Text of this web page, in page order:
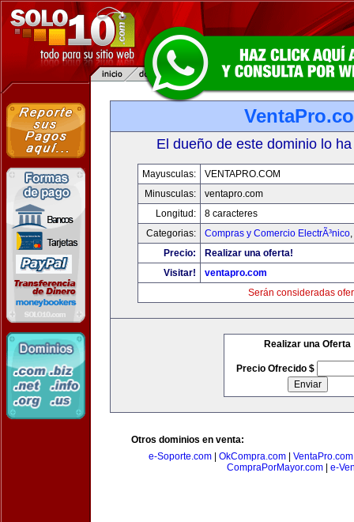
El dueño de este dominio lo
Mayusculas:
VENTAPRO.COM
Minusculas:
ventapro.com
Longitud:
8 caracteres
Categorias:
Compras y Comercio ElectrÃ³nico,
Precio:
Realizar una oferta!
Visitar!
ventapro.com
Serán consideradas
Realizar una Oferta
Precio Ofrecido $
Otros dominios en venta:
e-Soporte.com
OkCompra.com VentaPro.com
CompraPorMayor.com| e-